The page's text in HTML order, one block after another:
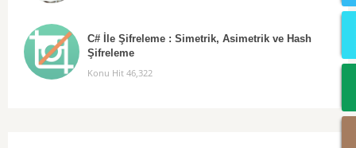
C# İle Şifreleme : Simetrik, Asimetrik ve Hash
Şifreleme
Konu Hit 46,322